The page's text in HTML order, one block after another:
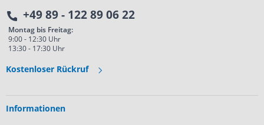
+49 89 - 122 89 06 22
Montag bis Freitag:
9:00 - 12:30 Uhr
13:30 - 17:30 Uhr
Kostenloser Rückruf
Informationen